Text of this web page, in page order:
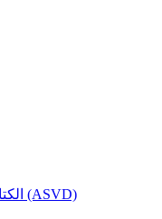
الكتاب المقدس ترجمة فانديك وسميث (ASVD)